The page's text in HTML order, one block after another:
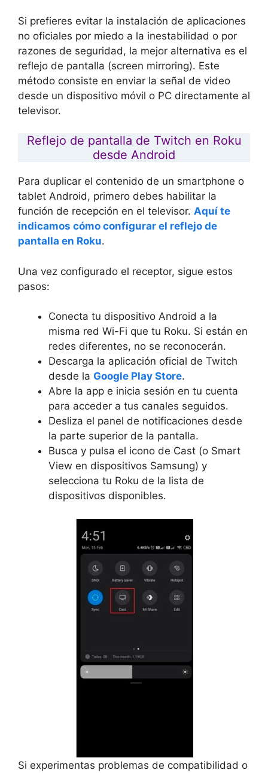
Si prefieres evitar la instalación de aplicaciones
no oficiales por miedo a la inestabilidad o por
razones de seguridad, la mejor alternativa es el
reflejo de pantalla (screen mirroring). Este
método consiste en enviar la señal de video
desde un dispositivo móvil o PC directamente al
televisor.
Reflejo de pantalla de Twitch en Roku
desde Android
Para duplicar el contenido de un smartphone o
tablet Android, primero debes habilitar la
función de recepción en el televisor. Aquí te
indicamos cómo configurar el reflejo de
pantalla en Roku.
Una vez configurado el receptor, sigue estos
pasos:
Conecta tu dispositivo Android a la
misma red Wi-Fi que tu Roku. Si están en
redes diferentes, no se reconocerán.
Descarga la aplicación oficial de Twitch
desde la Google Play Store.
Abre la app e inicia sesión en tu cuenta
para acceder a tus canales seguidos.
Desliza el panel de notificaciones desde
la parte superior de la pantalla.
Busca y pulsa el icono de Cast (o Smart
View en dispositivos Samsung) y
selecciona tu Roku de la lista de
dispositivos disponibles.
Si experimentas problemas de compatibilidad o